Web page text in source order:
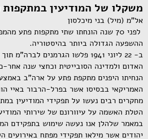
משקלו של המודיעין
אל"מ (מיל) בני מיכלסון
לפני 70 שנה הונחתו שתי מתקפות פתע
ההשפעה הגדולה ביותר בהיסטוריה.
ב- 22 ליוני 1941 פלשו הגרמנים
הנחיתו היפנים מתקפת פתע על ארה"ב
האמריקאי בבסיסו אשר בפרל-הרבור באיי
מחקרים רבים נעשו על תפקידי המודיעין
הטלת האשמה על עיוורונם של שירותי
במאמר שלהלן אנו נעשה שימוש בתפקידם
יהודים אשר מילאו תפקידי מפתח באירועים